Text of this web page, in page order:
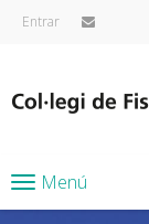
Entrar
Menú